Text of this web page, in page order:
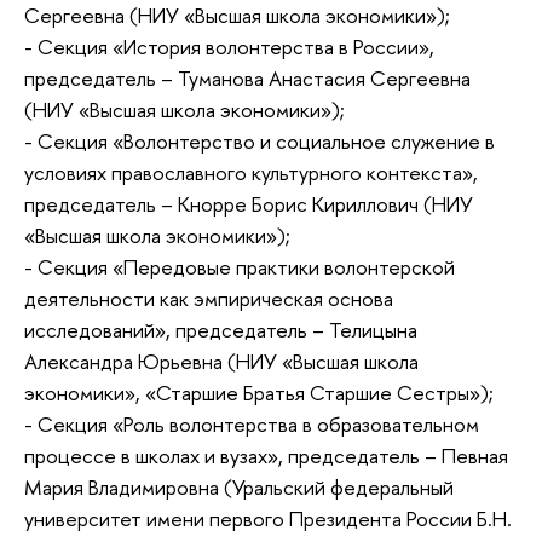
Сергеевна (НИУ «Высшая школа экономики»);
- Секция «История волонтерства в России»,
председатель – Туманова Анастасия Сергеевна
(НИУ «Высшая школа экономики»);
- Секция «Волонтерство и социальное служение в
условиях православного культурного контекста»,
председатель – Кнорре Борис Кириллович (НИУ
«Высшая школа экономики»);
- Секция «Передовые практики волонтерской
деятельности как эмпирическая основа
исследований», председатель – Телицына
Александра Юрьевна (НИУ «Высшая школа
экономики», «Старшие Братья Старшие Сестры»);
- Секция «Роль волонтерства в образовательном
процессе в школах и вузах», председатель – Певная
Мария Владимировна (Уральский федеральный
университет имени первого Президента России Б.Н.